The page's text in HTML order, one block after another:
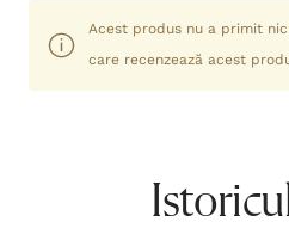
Acest produs nu a primit
care recenzează acest